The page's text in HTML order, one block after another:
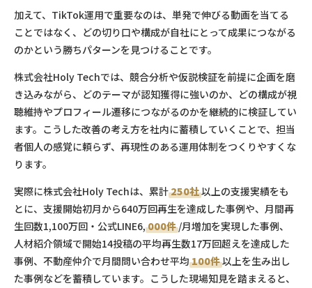
加えて、TikTok運用で重要なのは、単発で伸びる動画を当てる
ことではなく、どの切り口や構成が自社にとって成果につながる
のかという勝ちパターンを見つけることです。
株式会社Holy Techでは、競合分析や仮説検証を前提に企画を磨
き込みながら、どのテーマが認知獲得に強いのか、どの構成が視
聴維持やプロフィール遷移につながるのかを継続的に検証してい
ます。こうした改善の考え方を社内に蓄積していくことで、担当
者個人の感覚に頼らず、再現性のある運用体制をつくりやすくな
ります。
実際に株式会社Holy Techは、累計250社以上の支援実績をも
とに、支援開始初月から640万回再生を達成した事例や、月間再
生回数1,100万回・公式LINE6, 000件 /月増加を実現した事例、
人材紹介領域で開始14投稿の平均再生数17万回超えを達成した
事例、不動産仲介で月間問い合わせ平均 100件以上を生み出し
た事例などを蓄積しています。こうした現場知見を踏まえると、